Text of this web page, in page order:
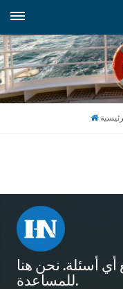
أي أسئلة. نحن هنا
للمساعدة.